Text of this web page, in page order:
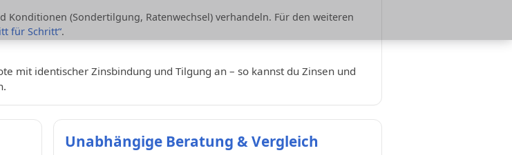
(Sondertilgung, Ratenwechsel) verhandeln. Für den weiteren
für Schritt“.
mit identischer Zinsbindung und Tilgung an – so kannst du Zinsen und
Unabhängige Beratung & Vergleich